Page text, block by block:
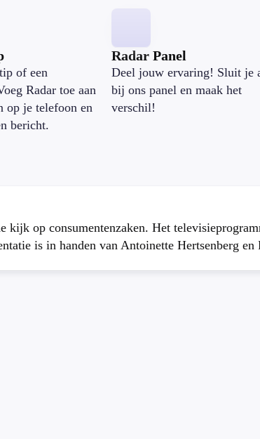
of een
Radar toe aan
op je telefoon en
bericht.
Radar Panel
Deel jouw ervaring! Sluit je
bij ons panel en maak het
verschil!
kijk op consumentenzaken. Het
is in handen van Antoinette Hertsenberg en